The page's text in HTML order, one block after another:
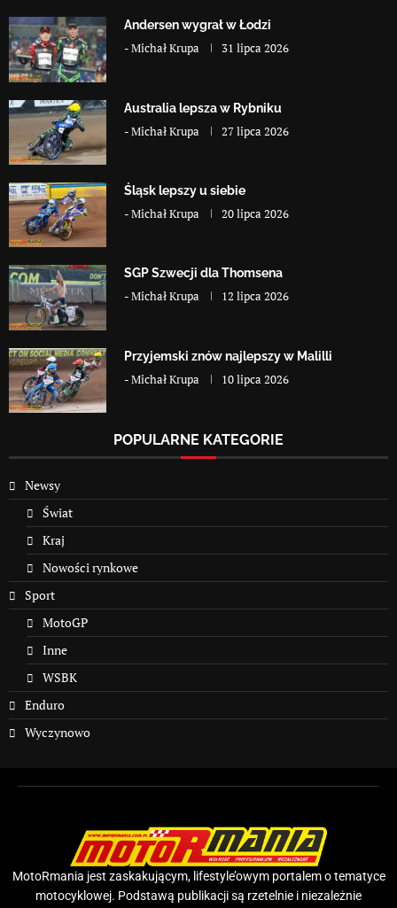
Andersen wygrał w Łodzi
-Michał Krupa 31 lipca 2026
Australia lepsza w Rybniku
-Michał Krupa 27 lipca 2026
Śląsk lepszy u siebie
-Michał Krupa 20 lipca 2026
SGP Szwecji dla Thomsena
-Michał Krupa 12 lipca 2026
Przyjemski znów najlepszy w Malilli
-Michał Krupa 10 lipca 2026
POPULARNE KATEGORIE
Newsy
Świat
Kraj
Nowości rynkowe
Sport
MotoGP
Inne
WSBK
Enduro
Wyczynowo
MotoRmania jest zaskakującym, lifestyle’owym portalem o tematyce
motocyklowej. Podstawą publikacji są rzetelnie i niezależnie